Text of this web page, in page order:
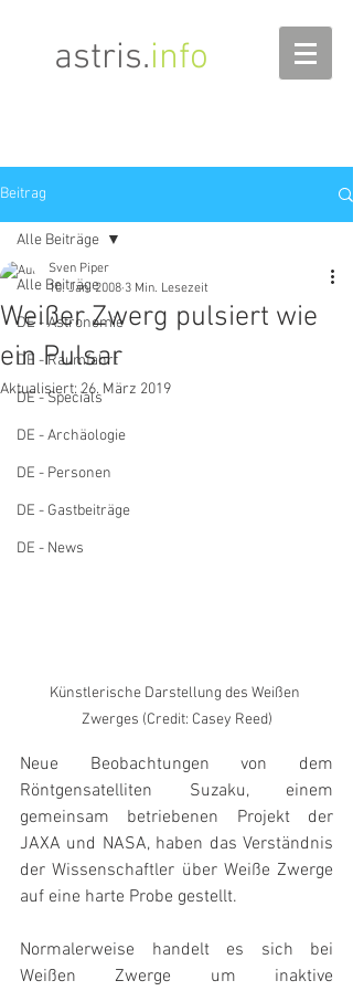
astris.info
Beitrag
Alle Beiträge
DE - Astronomie
DE - Raumfahrt
DE - Specials
DE - Archäologie
DE - Personen
DE - Gastbeiträge
DE - News
Alle Beiträge
Weißer Zwerg pulsiert wie
ein Pulsar
Sven Piper
10. Jan. 2008 3 Min. Lesezeit
Aktualisiert: 26. März 2019
Künstlerische Darstellung des Weißen
Zwerges (Credit: Casey Reed)
Neue Beobachtungen von dem
Röntgensatelliten Suzaku, einem
gemeinsam betriebenen Projekt der
JAXA und NASA, haben das Verständnis
der Wissenschaftler über Weiße Zwerge
auf eine harte Probe gestellt.
Normalerweise handelt es sich bei
Weißen Zwerge um inaktive